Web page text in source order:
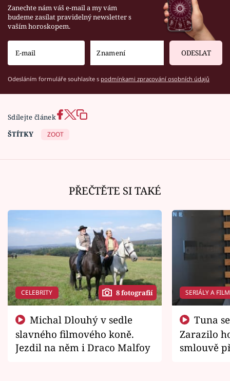
Zanechte nám váš e-mail a my vám
budeme zasílat pravidelný newsletter s
vaším horoskopem.
ODESLAT
Odesláním formuláře souhlasíte s podmínkami zpracování osobních údajů
Sdílejte článek
ŠTÍTKY
ZOOT
PŘEČTĚTE SI TAKÉ
CELEBRITY 8 fotografií
slavného filmového koně.
Jezdil na něm i Draco Malfoy
SERIÁLY A
Zarazilo
smlouvě